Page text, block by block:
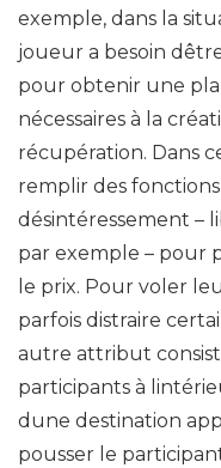
exemple, dans la
joueur a besoin
pour obtenir une
nécessaires à la
récupération. Dans
remplir des
désintéressement –
par exemple – pour
le prix. Pour voler
parfois distraire
autre attribut
participants à
dune destination
pousser le